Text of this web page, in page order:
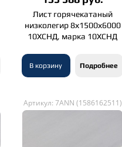
Лист горячекатаный
низколегир 8х1500х6000
10ХСНД, марка 10ХСНД
В корзину Подробнее
Артикул: 7ANN (1586162511)